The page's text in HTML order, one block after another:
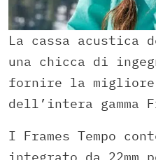
La cassa acustica
una chicca di
fornire la migliore
dell’intera gamma
I Frames Tempo
integrato da